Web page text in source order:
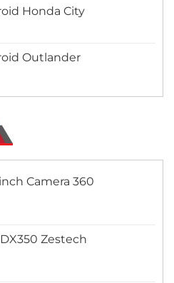
Honda City
Outlander
Camera 360
Zestech